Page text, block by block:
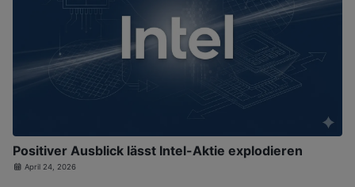
Positiver Ausblick lässt Intel-Aktie explodieren
April 24, 2026